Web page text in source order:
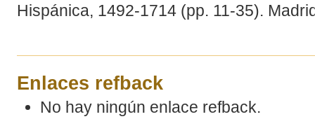
Hispánica, 1492-1714 (pp. 11-35).
Enlaces refback
No hay ningún enlace refback.